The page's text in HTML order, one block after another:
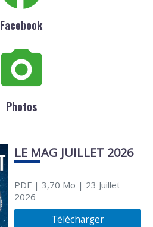
Facebook
Photos
LE MAG JUILLET 2026
PDF| 3,70 Mo | 23 Juillet
2026
Télécharger